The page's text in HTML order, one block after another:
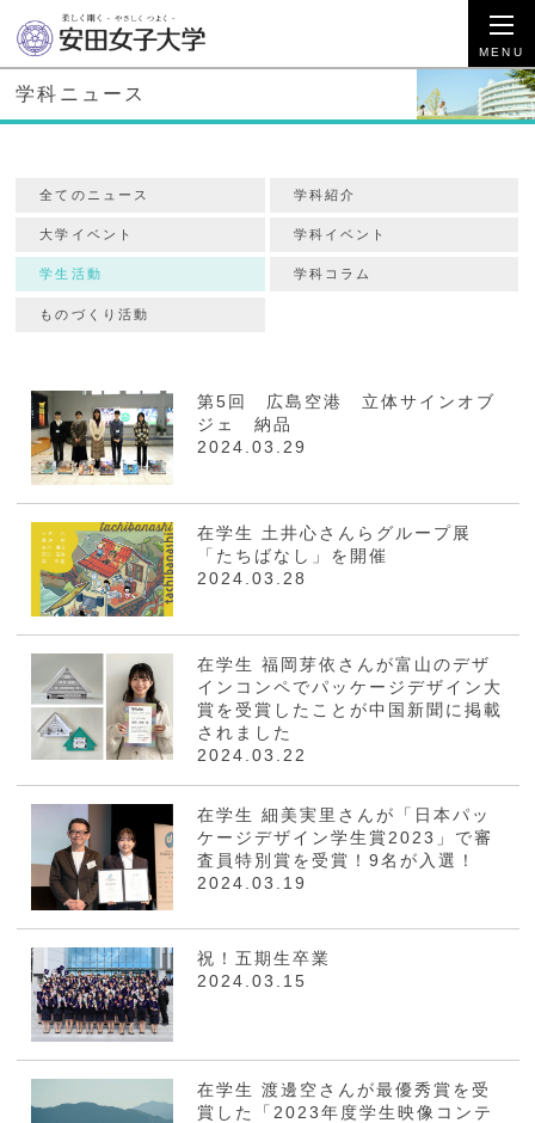
学科ニュース
全てのニュース 学科紹介
大学イベント 学科イベント
学生活動 学科コラム
ものづくり活動
第5回 広島空港 立体サインオブ
ジェ 納品
2024.03.29
在学生 土井心さんらグループ展
「たちばなし」を開催
2024.03.28
在学生 福岡芽依さんが富山のデザ
インコンペでパッケージデザイン大
賞を受賞したことが中国新聞に掲載
されました
2024.03.22
在学生 細美実里さんが「日本パッ
ケージデザイン学生賞2023」で審
査員特別賞を受賞！9名が入選！
2024.03.19
祝！五期生卒業
2024.03.15
在学生 渡邊空さんが最優秀賞を受
賞した「2023年度学生映像コンテ